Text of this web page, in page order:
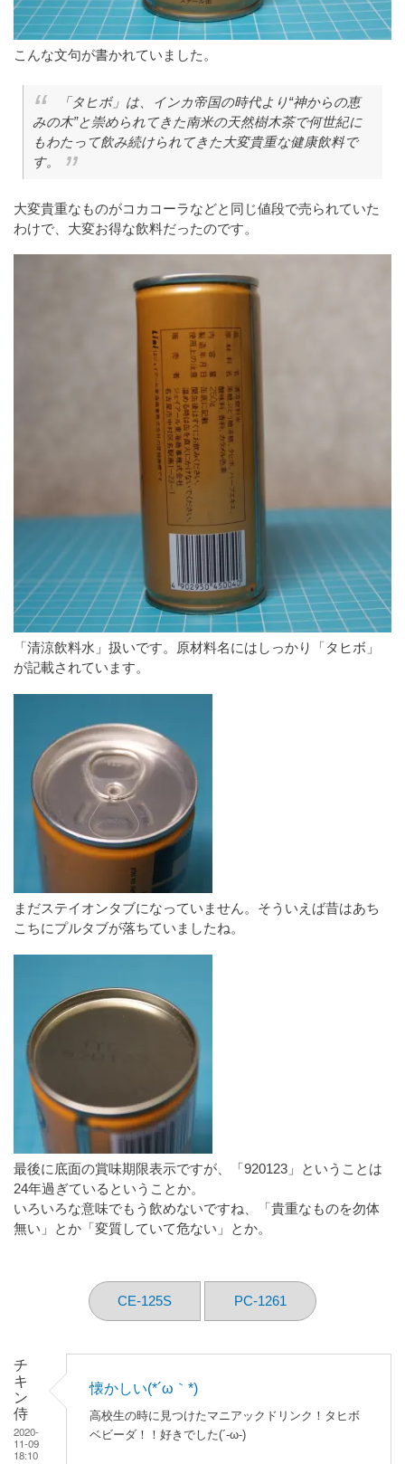
こんな文句が書かれていました。
「タヒボ」は、インカ帝国の時代より“神からの恵
みの木”と崇められてきた南米の天然樹木茶で何世紀に
もわたって飲み続けられてきた大変貴重な健康飲料で
す。
大変貴重なものがコカコーラなどと同じ値段で売られていた
わけで、大変お得な飲料だったのです。
「清涼飲料水」扱いです。原材料名にはしっかり「タヒボ」
が記載されています。
まだステイオンタブになっていません。そういえば昔はあち
こちにプルタブが落ちていましたね。
最後に底面の賞味期限表示ですが、「920123」ということは
24年過ぎているということか。
いろいろな意味でもう飲めないですね、「貴重なものを勿体
無い」とか「変質していて危ない」とか。
CE-125S PC-1261
チ
キ
ン
侍
2020-
11-09
18:10
懐かしい(*´ω｀*)
高校生の時に見つけたマニアックドリンク！タヒボ
ベビーダ！！好きでした(´-ω-)